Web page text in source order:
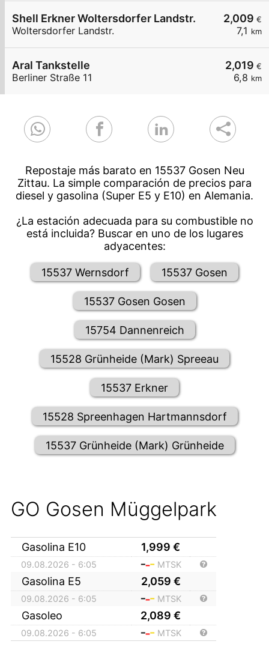
2,009 €
7,1 km
Shell Erkner Woltersdorfer Landstr.
Woltersdorfer Landstr.
2,019 €
6,8 km
Aral Tankstelle
Berliner Straße 11
Repostaje más barato en 15537 Gosen Neu
Zittau. La simple comparación de precios para
diesel y gasolina (Super E5 y E10) en Alemania.
¿La estación adecuada para su combustible no
está incluida? Buscar en uno de los lugares
adyacentes:
15537 Wernsdorf 15537 Gosen
15537 Gosen Gosen
15754 Dannenreich
15528 Grünheide (Mark) Spreeau
15537 Erkner
15528 Spreenhagen Hartmannsdorf
15537 Grünheide (Mark) Grünheide
GO Gosen Müggelpark
Gasolina E10 1,999 €
09.08.2026 - 6:05 MTSK
Gasolina E5 2,059 €
09.08.2026 - 6:05 MTSK
Gasoleo 2,089 €
09.08.2026 - 6:05 MTSK